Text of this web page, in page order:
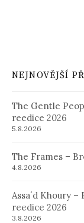
NEJNOVĚJŠÍ
The Gentle
reedice 2026
5.8.2026
The Frames –
4.8.2026
Assa´d Khoury
reedice 2026
3.8.2026